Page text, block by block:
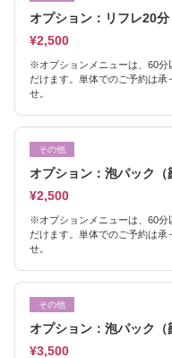
オプション：リフレ20分
¥2,500
※オプションメニューは、60分
だけます。単体でのご予約は承
せ。
その他
オプション：泡パック（
¥2,500
※オプションメニューは、60分
だけます。単体でのご予約は承
せ。
その他
オプション：泡パック（
¥3,500